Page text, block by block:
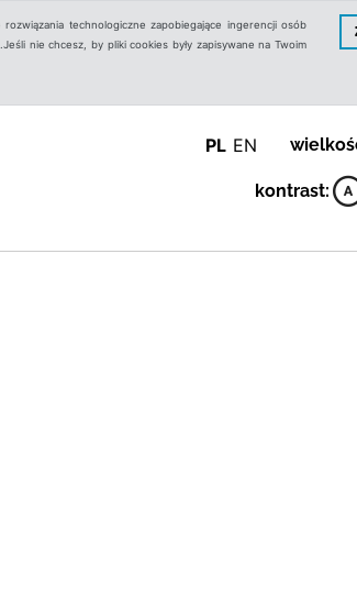
technologiczne zapobiegające ingerencji osób
nie chcesz, by pliki cookies były zapisywane na Twoim
PL EN
kontrast: